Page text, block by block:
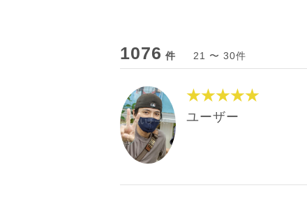
1076 件 21 〜 30件
★★★★★
ユーザー